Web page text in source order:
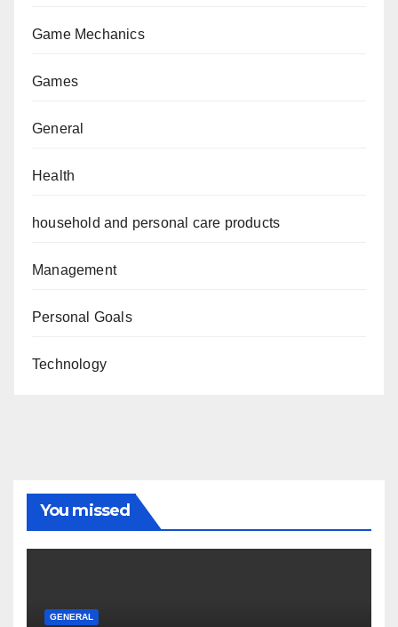
Game Mechanics
Games
General
Health
household and personal care products
Management
Personal Goals
Technology
You missed
GENERAL